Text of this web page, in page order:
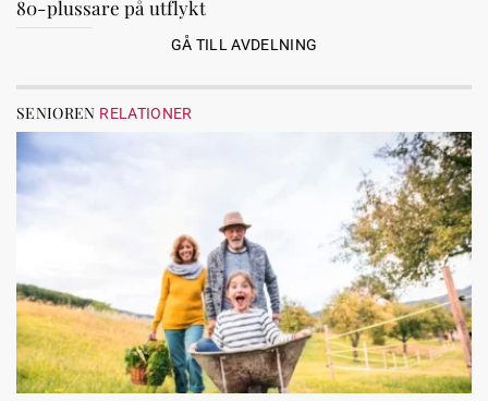
80-plussare på utflykt
GÅ TILL AVDELNING
SENIOREN RELATIONER